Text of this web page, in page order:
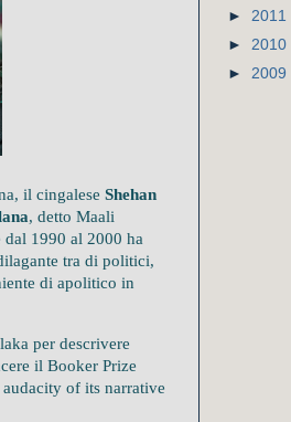
il cingalese Shehan
, detto Maali
1990 al 2000 ha
tra di politici,
di apolitico in
per descrivere
il Booker Prize
of its narrative
► 2011
► 2010
► 2009